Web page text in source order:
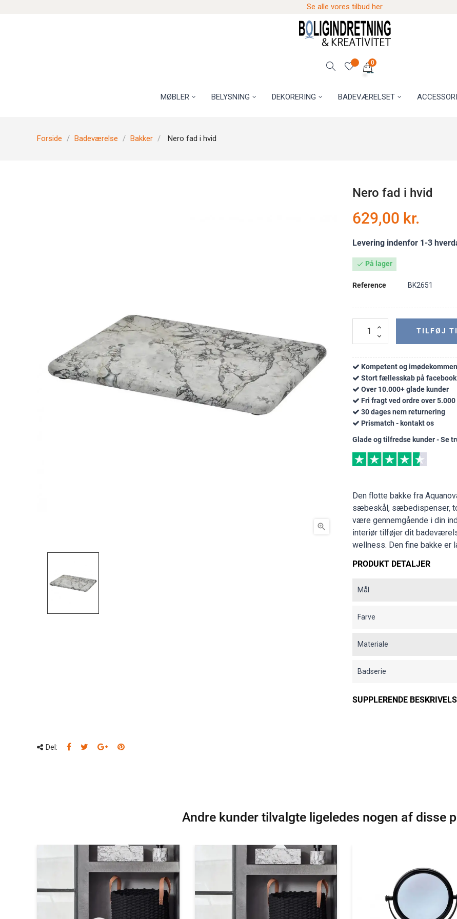
Se alle vores tilbud her
0
MØBLER BELYSNING DEKORERING BADEVÆRELSET
Forside Badeværelse Bakker Nero fad i hvid

Nero fad i hvid
629,00 kr.
Levering indenfor 1-3
 På lager
Reference BK2651
TILFØJ
Kompetent og
Stort fællesskab på
Over 10.000+ glade kunder
Fri fragt ved ordre over 5.000
30 dages nem returnering
Prismatch - kontakt os
Glade og tilfredse kunder - Se
Den flotte bakke fra
sæbeskål, sæbedispenser,
være gennemgående i din
interiør tilføjer dit
wellness. Den fine bakke er
PRODUKT DETALJER
Mål
Farve
Materiale
Badserie
SUPPLERENDE
Del:
Andre kunder tilvalgte ligeledes nogen af disse